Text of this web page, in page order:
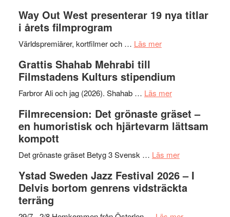
kväll
II
trailern
The
Files:
I
Want
Believe
–
Frankenshtey
med
Fox
Way Out West presenterar 19 nya titlar
i årets filmprogram
Världspremiärer, kortfilmer och … Läs merom
West
presenterar
nya
titlar
årets
Grattis Shahab Mehrabi till
Filmstadens Kulturs stipendium
Farbror Ali och jag (2026). Shahab … Läs merom
Shahab
Mehrabi
Filmstadens
stipendium
Filmrecension: Det grönaste gräset –
en humoristisk och hjärtevarm lättsam
kompott
Det grönaste gräset Betyg 3 Svensk … Läs merom
Det
grönaste
Ystad Sweden Jazz Festival 2026 – I
Delvis bortom genrens vidsträckta
terräng